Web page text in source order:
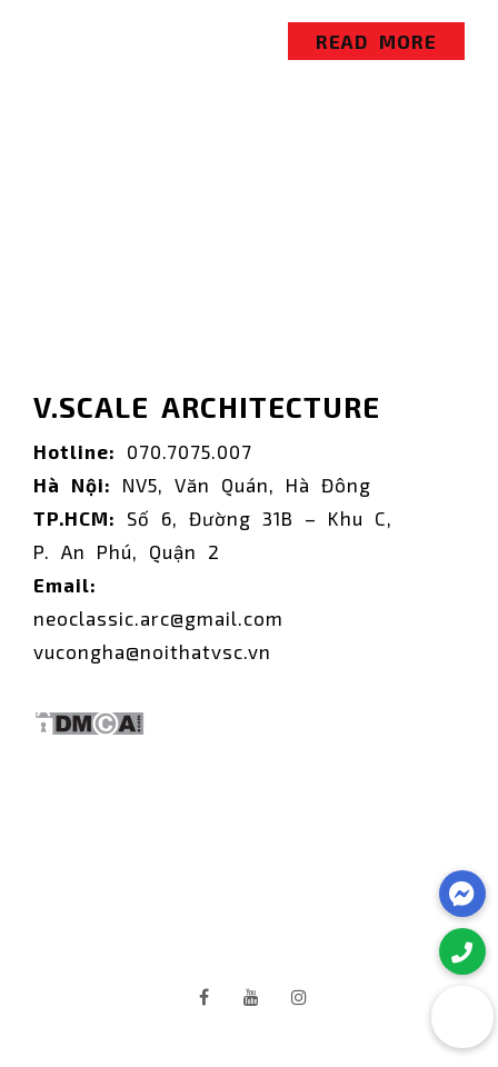
READ MORE
V.SCALE ARCHITECTURE
Hotline: 070.7075.007
Hà Nội: NV5, Văn Quán, Hà Đông
TP.HCM: Số 6, Đường 31B – Khu C,
P. An Phú, Quận 2
Email:
neoclassic.arc@gmail.com
vucongha@noithatvsc.vn